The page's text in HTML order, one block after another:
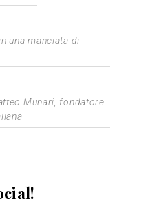
una manciata di
Munari, fondatore